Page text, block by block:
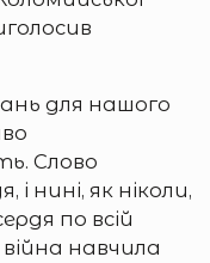
для нашого
Слово
і нині, як ніколи,
по всій
навчила